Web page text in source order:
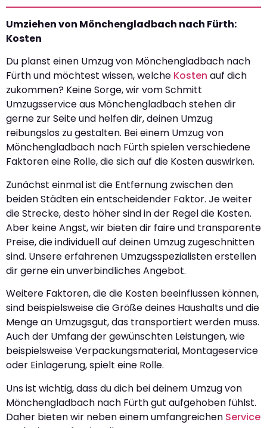
Umziehen von Mönchengladbach nach Fürth:
Kosten
Du planst einen Umzug von Mönchengladbach nach
Fürth und möchtest wissen, welche Kosten auf dich
zukommen? Keine Sorge, wir vom Schmitt
Umzugsservice aus Mönchengladbach stehen dir
gerne zur Seite und helfen dir, deinen Umzug
reibungslos zu gestalten. Bei einem Umzug von
Mönchengladbach nach Fürth spielen verschiedene
Faktoren eine Rolle, die sich auf die Kosten auswirken.
Zunächst einmal ist die Entfernung zwischen den
beiden Städten ein entscheidender Faktor. Je weiter
die Strecke, desto höher sind in der Regel die Kosten.
Aber keine Angst, wir bieten dir faire und transparente
Preise, die individuell auf deinen Umzug zugeschnitten
sind. Unsere erfahrenen Umzugsspezialisten erstellen
dir gerne ein unverbindliches Angebot.
Weitere Faktoren, die die Kosten beeinflussen können,
sind beispielsweise die Größe deines Haushalts und die
Menge an Umzugsgut, das transportiert werden muss.
Auch der Umfang der gewünschten Leistungen, wie
beispielsweise Verpackungsmaterial, Montageservice
oder Einlagerung, spielt eine Rolle.
Uns ist wichtig, dass du dich bei deinem Umzug von
Mönchengladbach nach Fürth gut aufgehoben fühlst.
Daher bieten wir neben einem umfangreichen Service